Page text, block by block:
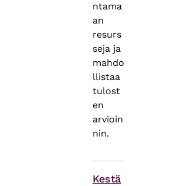
ntama
an
resurs
seja ja
mahdo
llistaa
tulost
en
arvioin
nin.
Kestä